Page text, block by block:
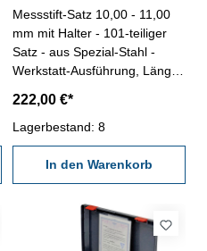
Messstift-Satz 10,00 - 11,00
mm mit Halter - 101-teiliger
Satz - aus Spezial-Stahl -
Werkstatt-Ausführung, Länge
0,004 mm - Stufung 0,01 mm
- mit Messstifthalter - im
Behältnis/Kasten Messbereich
10,0 - 11,00 mm
222,00 €*
Lagerbestand: 8
In den Warenkorb